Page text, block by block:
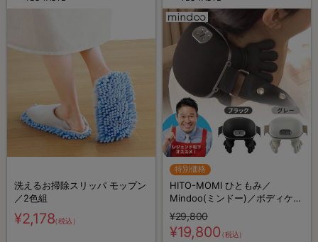
洗えるお掃除スリッパ モップン
／2色組
¥2,178（税込）
特別価格
HITO-MOMI ひともみ／
Mindoo(ミンドー)／ボディケア
／ハンズフリー
¥29,800
¥19,800（税込）